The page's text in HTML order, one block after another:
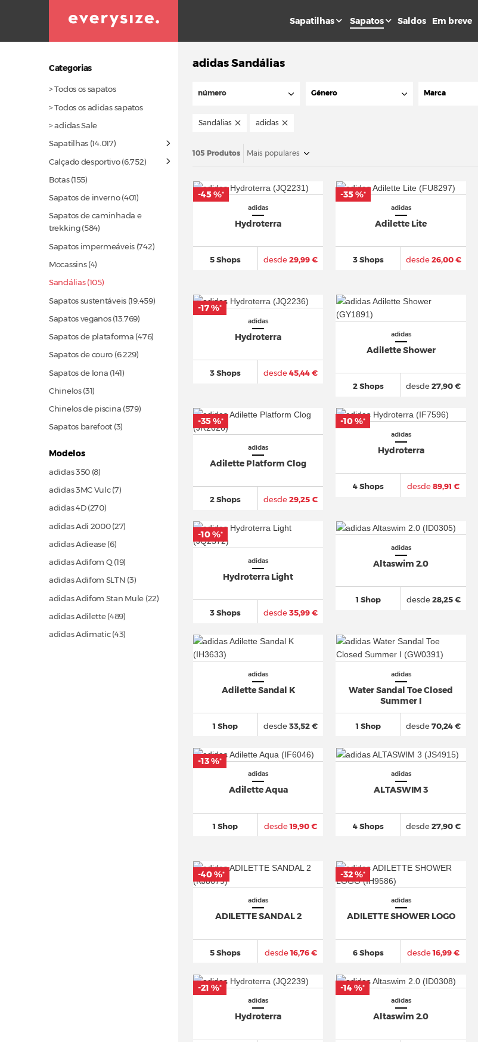
Sapatilhas Sapatos Saldos Em breve
Categorias
> Todos os sapatos
> Todos os adidas sapatos
> adidas Sale
Sapatilhas (14.017)
Calçado desportivo(6.752)
Botas(155)
Sapatos de inverno(401)
Sapatos de caminhada e
trekking(584)
Sapatos impermeáveis (742)
Mocassins (4)
Sandálias (105)
Sapatos sustentáveis (19.459)
Sapatos veganos(13.769)
Sapatos de plataforma (476)
Sapatos de couro (6.229)
Sapatos de lona (141)
Chinelos(31)
Chinelos de piscina (579)
Sapatos barefoot (3)
Modelos
adidas 350 (8)
adidas 3MC Vulc (7)
adidas 4D(270)
adidas Adi 2000(27)
adidas Adiease (6)
adidas Adifom Q(19)
adidas Adifom SLTN (3)
adidas Adifom Stan Mule (22)
adidas Adilette(489)
adidas Adimatic(43)
adidas Sandálias
número Género Marca
Sandálias adidas
105 Produtos Mais populares
adidas
Hydroterra
5 Shops desde29,99 €
-45 %*
adidas
Adilette Lite
3 Shops desde26,00 €
-35 %*
adidas
Hydroterra
3 Shops desde45,44 €
-17 %*
adidas
Adilette Shower
2 Shops desde27,90 €
adidas
Adilette Platform Clog
2 Shops desde29,25 €
-35 %*
adidas
Hydroterra
4 Shops desde89,91 €
-10 %*
adidas
Hydroterra Light
3 Shops desde35,99 €
-10 %*
adidas
Altaswim 2.0
1 Shop desde28,25 €
adidas
Adilette Sandal K
1 Shop desde33,52 €
adidas
Water Sandal Toe Closed
Summer I
1 Shop desde70,24 €
adidas
Adilette Aqua
1 Shop desde19,90 €
-13 %*
adidas
ALTASWIM 3
4 Shops desde27,90 €
adidas
ADILETTE SANDAL 2
5 Shops desde16,76 €
-40 %*
adidas
ADILETTE SHOWER LOGO
6 Shops desde16,99 €
-32 %*
adidas
Hydroterra
-21 %*
adidas
Altaswim 2.0
-14 %*